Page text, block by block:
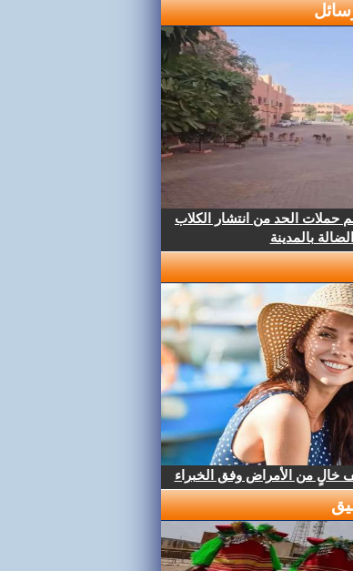
حملات الحد من انتشار الكلاب
الضالة بالمدينة
خالٍ من الأمراض وفق الخبراء